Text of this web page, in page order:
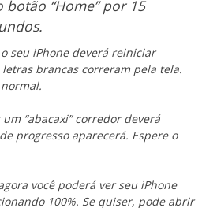
botão “Home” por 15
seu iPhone deverá reiniciar
brancas correram pela tela.
“abacaxi” corredor deverá
progresso aparecerá. Espere o
você poderá ver seu iPhone
100%. Se quiser, pode abrir